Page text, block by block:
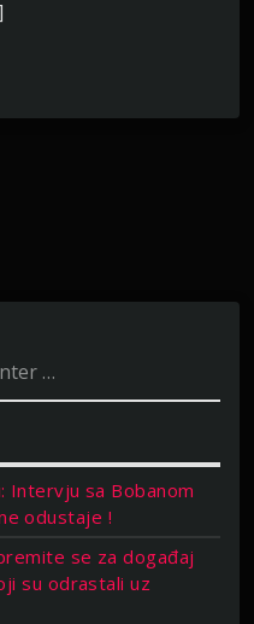
Intervju sa Bobanom
odustaje !
se za događaj
su odrastali uz